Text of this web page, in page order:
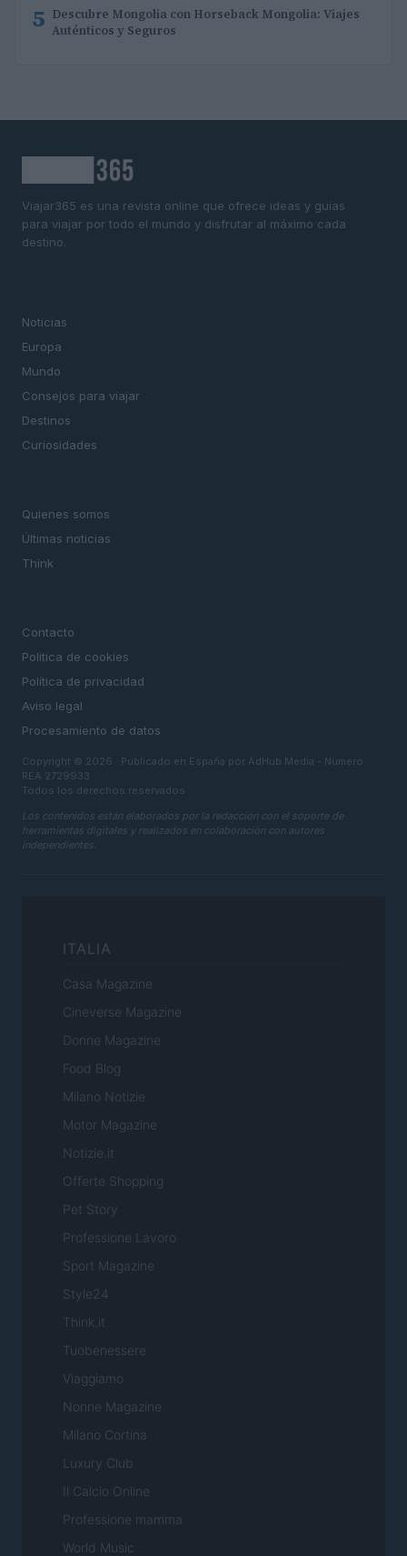
5 Descubre Mongolia con Horseback Mongolia: Viajes
Auténticos y Seguros
Viajar365 es una revista online que ofrece ideas y guías
para viajar por todo el mundo y disfrutar al máximo cada
destino.
Noticias
Europa
Mundo
Consejos para viajar
Destinos
Curiosidades
Quienes somos
Últimas noticias
Think
Contacto
Politica de cookies
Política de privacidad
Aviso legal
Procesamiento de datos
Copyright © 2026 · Publicado en España por AdHub Media - Numero
REA 2729933
Todos los derechos reservados
Los contenidos están elaborados por la redacción con el soporte de
herramientas digitales y realizados en colaboración con autores
independientes.
ITALIA
Casa Magazine
Cineverse Magazine
Donne Magazine
Food Blog
Milano Notizie
Motor Magazine
Notizie.it
Offerte Shopping
Pet Story
Professione Lavoro
Sport Magazine
Style24
Think.it
Tuobenessere
Viaggiamo
Nonne Magazine
Milano Cortina
Luxury Club
Il Calcio Online
Professione mamma
World Music